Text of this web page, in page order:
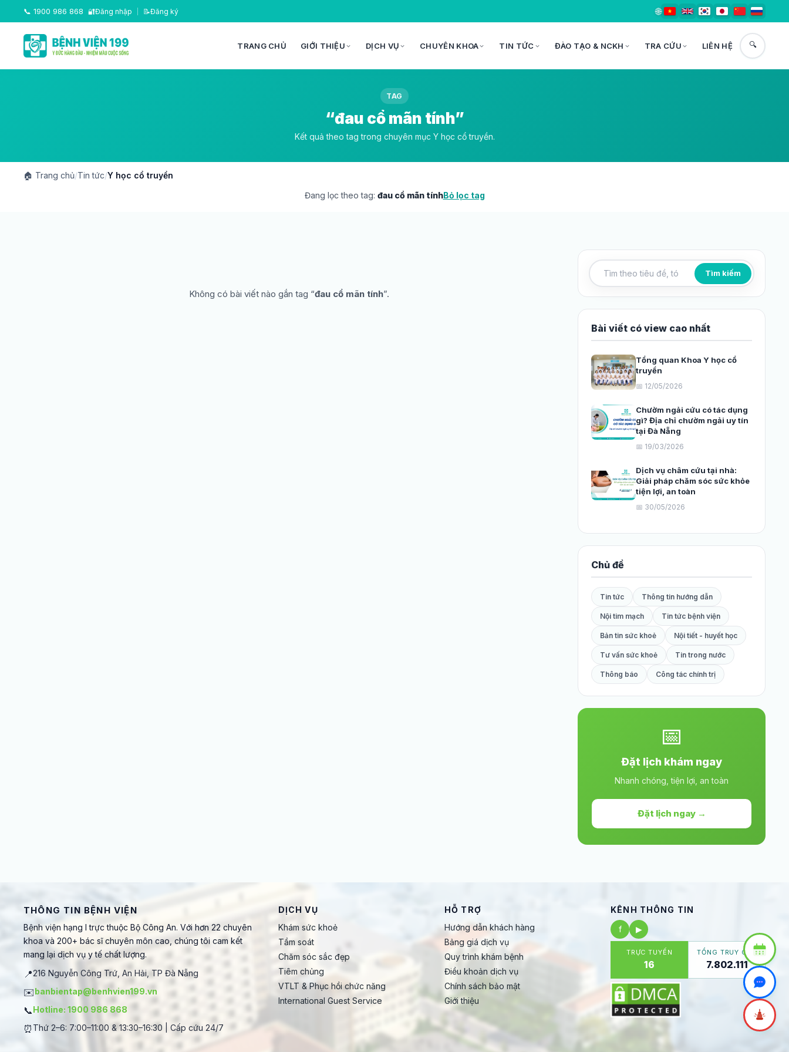
📞 1900 986 868 🔐Đăng nhập 📝Đăng ký 🌐
TRANG CHỦ GIỚI THIỆU DỊCH VỤ CHUYÊN KHOA TIN TỨC ĐÀO TẠO & NCKH TRA CỨU LIÊN HỆ 🔍
TAG
“đau cổ mãn tính”
Kết quả theo tag trong chuyên mục Y học cổ truyền.
🏠 Trang chủ/Tin tức/Y học cổ truyền
Đang lọc theo tag: đau cổ mãn tínhBỏ lọc tag
Không có bài viết nào gắn tag “đau cổ mãn tính”.
Tìm kiếm bài viết
Tìm kiếm
Bài viết có view cao nhất
Tổng quan Khoa Y học cổ
truyền
📅 12/05/2026
Chườm ngải cứu có tác dụng
gì? Địa chỉ chườm ngải uy tín
tại Đà Nẵng
📅 19/03/2026
Dịch vụ châm cứu tại nhà:
Giải pháp chăm sóc sức khỏe
tiện lợi, an toàn
📅 30/05/2026
Chủ đề
Tin tức Thông tin hướng dẫn
Nội tim mạch Tin tức bệnh viện
Bản tin sức khoẻ Nội tiết - huyết học
Tư vấn sức khoẻ Tin trong nước
Thông báo Công tác chính trị
📅
Đặt lịch khám ngay
Nhanh chóng, tiện lợi, an toàn
Đặt lịch ngay →
THÔNG TIN BỆNH VIỆN
Bệnh viện hạng I trực thuộc Bộ Công An. Với hơn 22 chuyên
khoa và 200+ bác sĩ chuyên môn cao, chúng tôi cam kết
mang lại dịch vụ y tế chất lượng.
📍216 Nguyễn Công Trứ, An Hải, TP Đà Nẵng
✉️banbientap@benhvien199.vn
📞Hotline: 1900 986 868
⏰ Thứ 2–6: 7:00–11:00 & 13:30–16:30 | Cấp cứu 24/7
DỊCH VỤ
Khám sức khoẻ
Tầm soát
Chăm sóc sắc đẹp
Tiêm chủng
VTLT & Phục hồi chức năng
International Guest Service
HỖ TRỢ
Hướng dẫn khách hàng
Bảng giá dịch vụ
Quy trình khám bệnh
Điều khoản dịch vụ
Chính sách bảo mật
Giới thiệu
KÊNH THÔNG TIN
f
▶
TRỰC TUYẾN
16
TỔNG TRUY CẬP
7.802.111